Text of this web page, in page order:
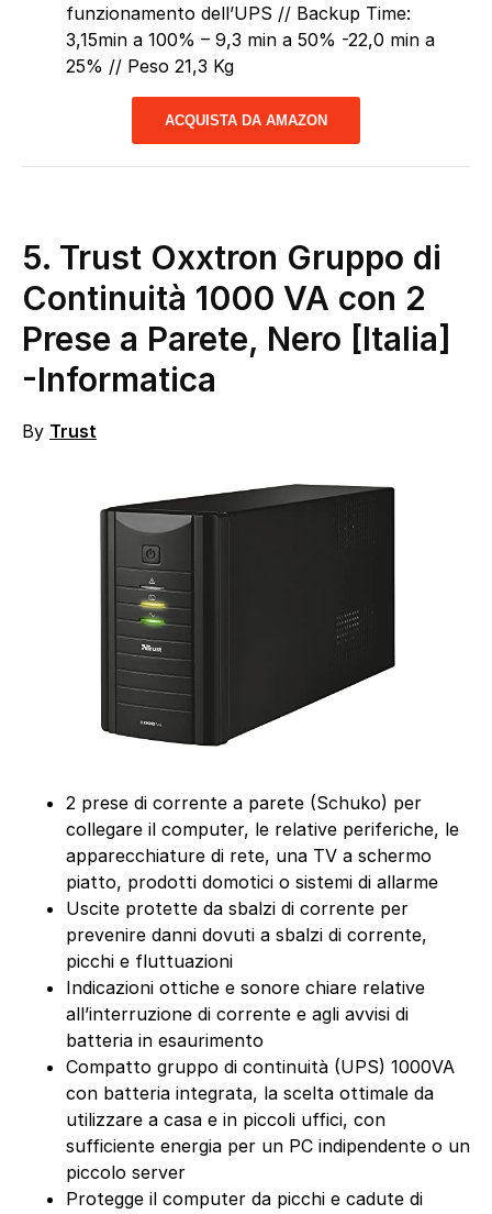
funzionamento dell’UPS // Backup Time:
3,15min a 100% – 9,3 min a 50% -22,0 min a
25% // Peso 21,3 Kg
ACQUISTA DA AMAZON
5. Trust Oxxtron Gruppo di
Continuità 1000 VA con 2
Prese a Parete, Nero [Italia]
-Informatica
By Trust
2 prese di corrente a parete (Schuko) per
collegare il computer, le relative periferiche, le
apparecchiature di rete, una TV a schermo
piatto, prodotti domotici o sistemi di allarme
Uscite protette da sbalzi di corrente per
prevenire danni dovuti a sbalzi di corrente,
picchi e fluttuazioni
Indicazioni ottiche e sonore chiare relative
all’interruzione di corrente e agli avvisi di
batteria in esaurimento
Compatto gruppo di continuità (UPS) 1000VA
con batteria integrata, la scelta ottimale da
utilizzare a casa e in piccoli uffici, con
sufficiente energia per un PC indipendente o un
piccolo server
Protegge il computer da picchi e cadute di